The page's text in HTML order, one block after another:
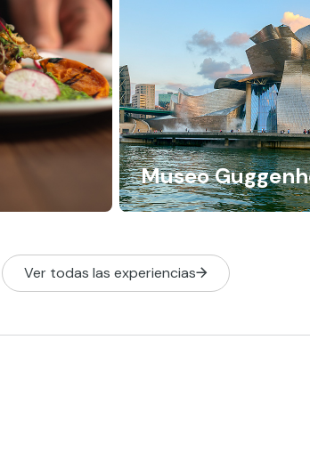
Museo
Ver todas las experiencias